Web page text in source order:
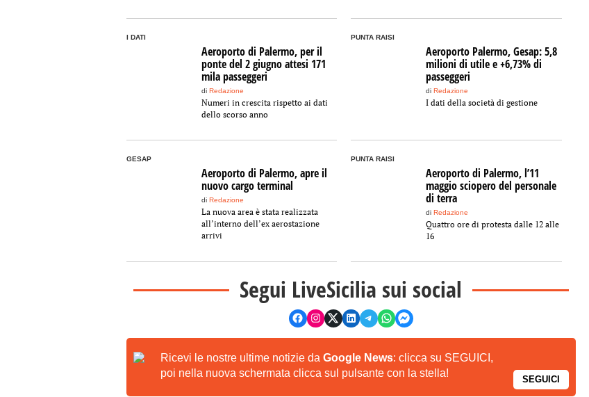
I DATI
Aeroporto di Palermo, per il
ponte del 2 giugno attesi 171
mila passeggeri
di Redazione
Numeri in crescita rispetto ai dati
dello scorso anno
PUNTA RAISI
Aeroporto Palermo, Gesap: 5,8
milioni di utile e +6,73% di
passeggeri
diRedazione
I dati della società di gestione
GESAP
Aeroporto di Palermo, apre il
nuovo cargo terminal
di Redazione
La nuova area è stata realizzata
all’interno dell’ex aerostazione
arrivi
PUNTA RAISI
Aeroporto di Palermo, l’11
maggio sciopero del personale
di terra
diRedazione
Quattro ore di protesta dalle 12 alle
16
Segui LiveSicilia sui social
Ricevi le nostre ultime notizie da Google News: clicca su SEGUICI,
poi nella nuova schermata clicca sul pulsante con la stella!
SEGUICI